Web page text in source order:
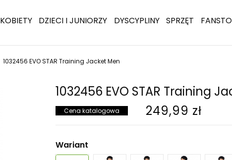
KOBIETY DZIECI I JUNIORZY DYSCYPLINY SPRZĘT
1032456 EVO STAR Training Jacket Men
1032456 EVO STAR Training
Cena katalogowa 249,99 zł
Wariant